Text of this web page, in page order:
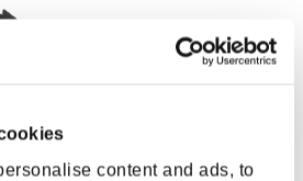
content and ads, to